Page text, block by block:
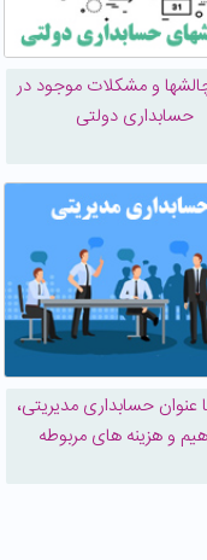
و مشکلات موجود در
حسابداری دولتی
عنوان حسابداری مدیریتی،
و هزینه های مربوطه